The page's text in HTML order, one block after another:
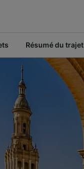
Résumé du trajet